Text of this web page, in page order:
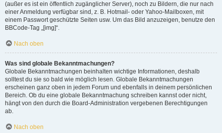
(außer es ist ein öffentlich zugänglicher Server), noch zu Bildern, die nur nach
einer Anmeldung verfügbar sind, z. B. Hotmail- oder Yahoo-Mailboxen, mit
einem Passwort geschützte Seiten usw. Um das Bild anzuzeigen, benutze den
BBCode-Tag „[img]“.
Nach oben
Was sind globale Bekanntmachungen?
Globale Bekanntmachungen beinhalten wichtige Informationen, deshalb
solltest du sie so bald wie möglich lesen. Globale Bekanntmachungen
erscheinen ganz oben in jedem Forum und ebenfalls in deinem persönlichen
Bereich. Ob du eine globale Bekanntmachung schreiben kannst oder nicht,
hängt von den durch die Board-Administration vergebenen Berechtigungen
ab.
Nach oben